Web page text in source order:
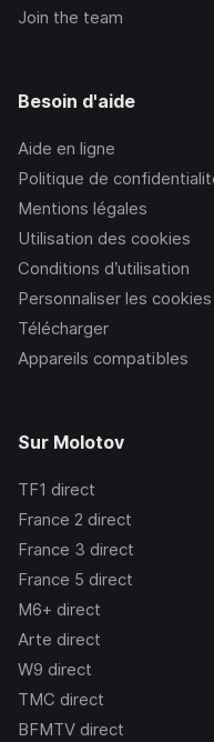
Join the team
Besoin d'aide
Aide en ligne
Politique de
Mentions légales
Utilisation des cookies
Conditions d’utilisation
Personnaliser les cookies
Télécharger
Appareils compatibles
Sur Molotov
TF1 direct
France 2 direct
France 3 direct
France 5 direct
M6+ direct
Arte direct
W9 direct
TMC direct
BFMTV direct